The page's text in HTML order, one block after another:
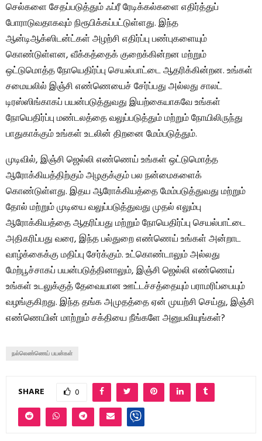
செல்களை சேதப்படுத்தும் ஃப்ரீ ரேடிக்கல்களை எதிர்த்துப்
போராடுவதாகவும் நிரூபிக்கப்பட்டுள்ளது. இந்த
ஆன்டிஆக்ஸிடன்ட்கள் அழற்சி எதிர்ப்பு பண்புகளையும்
கொண்டுள்ளன, வீக்கத்தைக் குறைக்கின்றன மற்றும்
ஒட்டுமொத்த நோயெதிர்ப்பு செயல்பாட்டை ஆதரிக்கின்றன. உங்கள்
சமையலில் இஞ்சி எண்ணெயைச் சேர்ப்பது அல்லது சாலட்
டிரஸ்ஸிங்காகப் பயன்படுத்துவது இயற்கையாகவே உங்கள்
நோயெதிர்ப்பு மண்டலத்தை வலுப்படுத்தும் மற்றும் நோயிலிருந்து
பாதுகாக்கும் உங்கள் உடலின் திறனை மேம்படுத்தும்.
முடிவில், இஞ்சி ஜெல்லி எண்ணெய் உங்கள் ஒட்டுமொத்த
ஆரோக்கியத்திற்கும் அழகுக்கும் பல நன்மைகளைக்
கொண்டுள்ளது. இதய ஆரோக்கியத்தை மேம்படுத்துவது மற்றும்
தோல் மற்றும் முடியை வலுப்படுத்துவது முதல் எலும்பு
ஆரோக்கியத்தை ஆதரிப்பது மற்றும் நோயெதிர்ப்பு செயல்பாட்டை
அதிகரிப்பது வரை, இந்த பல்துறை எண்ணெய் உங்கள் அன்றாட
வாழ்க்கைக்கு மதிப்பு சேர்க்கும். உட்கொண்டாலும் அல்லது
மேற்பூச்சாகப் பயன்படுத்தினாலும், இஞ்சி ஜெல்லி எண்ணெய்
உங்கள் உடலுக்குத் தேவையான ஊட்டச்சத்தையும் பராமரிப்பையும்
வழங்குகிறது. இந்த தங்க அமுதத்தை ஏன் முயற்சி செய்து, இஞ்சி
எண்ணெயின் மாற்றும் சக்தியை நீங்களே அனுபவியுங்கள்?
நல்லெண்ணெய் பயன்கள்
SHARE 0